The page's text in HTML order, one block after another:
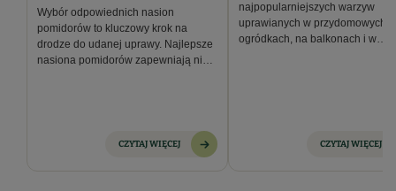
Wybór odpowiednich nasion
pomidorów to kluczowy krok na
drodze do udanej uprawy. Najlepsze
nasiona pomidorów zapewniają nie
CZYTAJ WIĘCEJ
najpopularniejszych warzyw
uprawianych w przydomowych
ogródkach, na balkonach i w
CZYTAJ WIĘCEJ